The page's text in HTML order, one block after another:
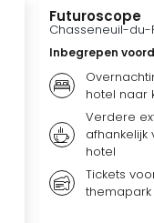
Futuroscope
Chasseneuil-du-
Inbegrepen
hotel naar
Verdere
afhankelijk
hotel
Tickets
themapark